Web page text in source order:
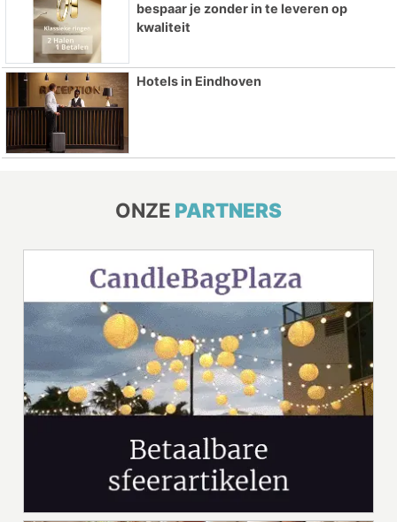
bespaar je zonder in te leveren op
kwaliteit
Hotels in Eindhoven
ONZE PARTNERS